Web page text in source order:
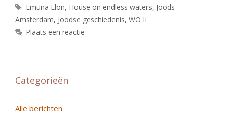
Tags
Emuna Elon, House on endless waters, Joods
Amsterdam, Joodse geschiedenis, WO II
Plaats een reactie
Categorieën
Alle berichten